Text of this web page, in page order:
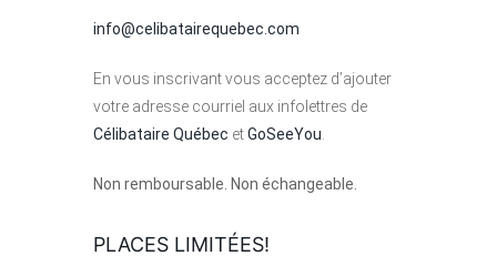
info@celibatairequebec.com
En vous inscrivant vous acceptez d’ajouter
votre adresse courriel aux infolettres de
Célibataire Québec etGoSeeYou
Non remboursable. Non échangeable.
PLACES LIMITÉES!